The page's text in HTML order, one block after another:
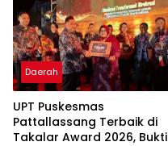
Daerah
UPT Puskesmas
Pattallassang Terbaik di
Takalar Award 2026, Bukti